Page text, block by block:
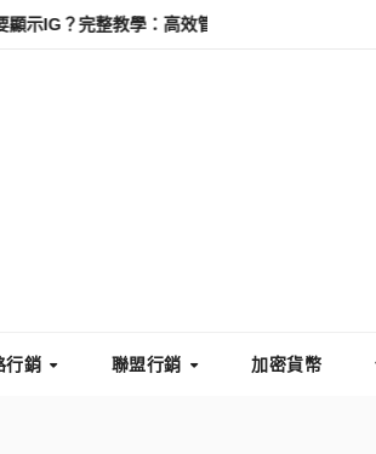
整教學：高效管理你的線上隱私與數據安全
行銷 聯盟行銷 加密貨幣